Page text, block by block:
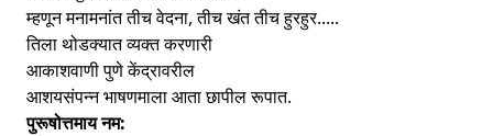
म्हणून मनामनांत तीच वेदना, तीच खंत तीच हुरहुर.....
तिला थोडक्यात व्यक्त करणारी
आकाशवाणी पुणे केंद्रावरील
आशयसंपन्न भाषणमाला आता छापील रूपात.
पुरूषोत्तमाय नम: